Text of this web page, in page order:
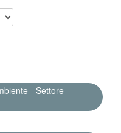
- Settore